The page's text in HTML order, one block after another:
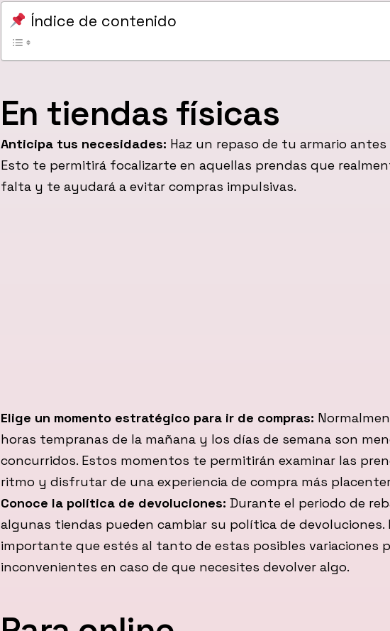
Índice de contenido
En tiendas físicas
Anticipa tus necesidades: Haz un repaso de tu armario antes
Esto te permitirá focalizarte en aquellas prendas que
falta y te ayudará a evitar compras impulsivas.
Elige un momento estratégico para ir de compras:
horas tempranas de la mañana y los días de semana son
concurridos. Estos momentos te permitirán examinar las
ritmo y disfrutar de una experiencia de compra más
Conoce la política de devoluciones: Durante el periodo de
algunas tiendas pueden cambiar su política de devoluciones.
importante que estés al tanto de estas posibles variaciones
inconvenientes en caso de que necesites devolver algo.